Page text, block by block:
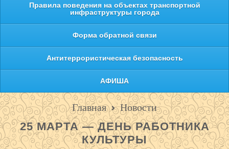
Правила поведения на объектах транспортной
инфраструктуры города
Форма обратной связи
Антитеррористическая безопасность
АФИША
Главная Новости
25 МАРТА — ДЕНЬ РАБОТНИКА
КУЛЬТУРЫ